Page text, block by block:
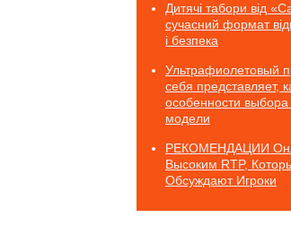
Дитячі табори від
сучасний формат
і безпека
Ультрафиолетовый
себя представляет,
особенности
модели
РЕКОМЕНДАЦИИ
Высоким RTP,
Обсуждают Игроки